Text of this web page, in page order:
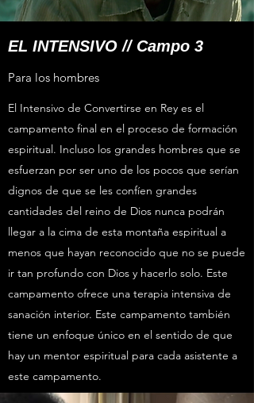
EL INTENSIVO // Campo 3
Para los hombres
El Intensivo de Convertirse en Rey es el
campamento final en el proceso de formación
espiritual. Incluso los grandes hombres que se
esfuerzan por ser uno de los pocos que serían
dignos de que se les confíen grandes
cantidades del reino de Dios nunca podrán
llegar a la cima de esta montaña espiritual a
menos que hayan reconocido que no se puede
ir tan profundo con Dios y hacerlo solo. Este
campamento ofrece una terapia intensiva de
sanación interior. Este campamento también
tiene un enfoque único en el sentido de que
hay un mentor espiritual para cada asistente a
este campamento.